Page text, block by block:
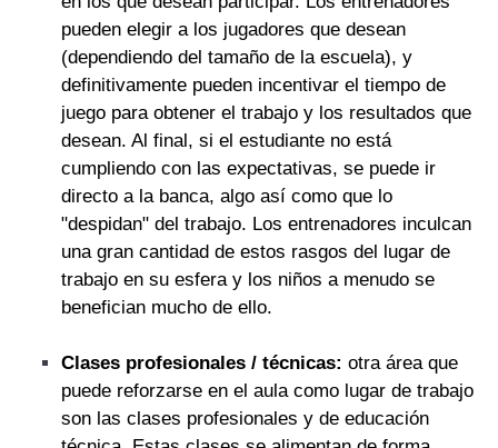
pueden elegir a los jugadores que desean
(dependiendo del tamaño de la escuela), y
definitivamente pueden incentivar el tiempo de
juego para obtener el trabajo y los resultados que
desean. Al final, si el estudiante no está
cumpliendo con las expectativas, se puede ir
directo a la banca, algo así como que lo
"despidan" del trabajo. Los entrenadores inculcan
una gran cantidad de estos rasgos del lugar de
trabajo en su esfera y los niños a menudo se
benefician mucho de ello.
Clases profesionales / técnicas: otra área que
puede reforzarse en el aula como lugar de trabajo
son las clases profesionales y de educación